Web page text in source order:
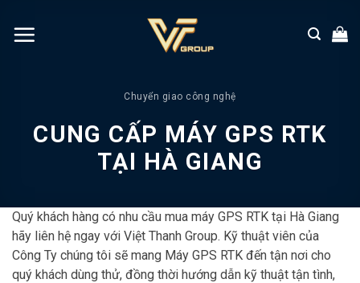
đến
nội
Chuyển giao công nghệ
CUNG CẤP MÁY GPS RTK
TẠI HÀ GIANG
Quý khách hàng có nhu cầu mua máy GPS RTK tại Hà Giang
hãy liên hệ ngay với Việt Thanh Group. Kỹ thuật viên của
Công Ty chúng tôi sẽ mang Máy GPS RTK đến tận nơi cho
quý khách dùng thử, đồng thời hướng dẫn kỹ thuật tận tình,